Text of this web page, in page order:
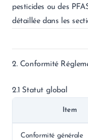
pesticides ou des
détaillée dans les
2. Conformité
2.1 Statut global
Item
Conformité générale